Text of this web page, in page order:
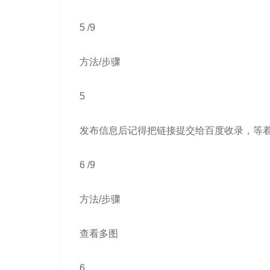
5 /9
方法/步骤
5
发布信息后记得把链接提交给百度收录，等
6 /9
方法/步骤
查看多图
6